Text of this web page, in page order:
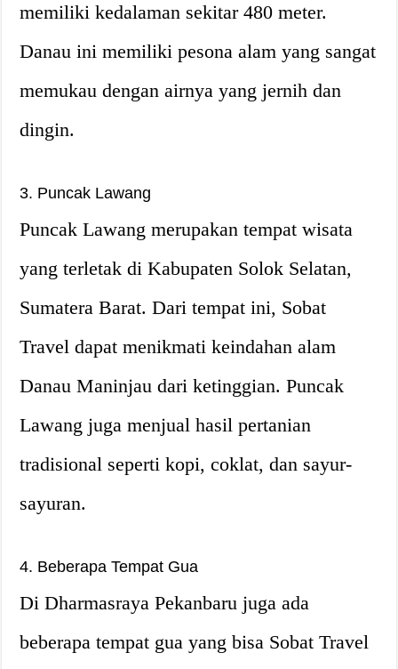
memiliki kedalaman sekitar 480 meter.
Danau ini memiliki pesona alam yang sangat
memukau dengan airnya yang jernih dan
dingin.
3. Puncak Lawang
Puncak Lawang merupakan tempat wisata
yang terletak di Kabupaten Solok Selatan,
Sumatera Barat. Dari tempat ini, Sobat
Travel dapat menikmati keindahan alam
Danau Maninjau dari ketinggian. Puncak
Lawang juga menjual hasil pertanian
tradisional seperti kopi, coklat, dan sayur-
sayuran.
4. Beberapa Tempat Gua
Di Dharmasraya Pekanbaru juga ada
beberapa tempat gua yang bisa Sobat Travel